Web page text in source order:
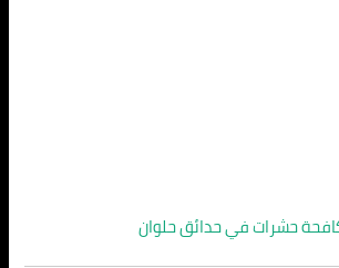
حشرات في حدائق حلوان